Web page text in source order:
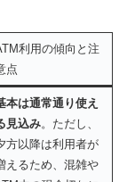
利用の傾向と注
点
本は通常通り使え
見込み。ただし、
方以降は利用者が
えるため、混雑や